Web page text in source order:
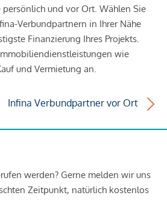
und vor Ort. Wählen Sie
Verbundpartnern in Ihrer Nähe
Finanzierung Ihres Projekts.
wie
und Vermietung an.
Infina Verbundpartner vor Ort
werden? Gerne melden wir uns
Zeitpunkt, natürlich kostenlos